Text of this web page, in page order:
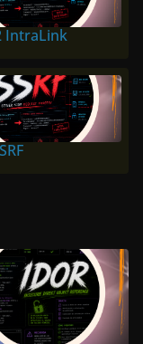
IntraLink